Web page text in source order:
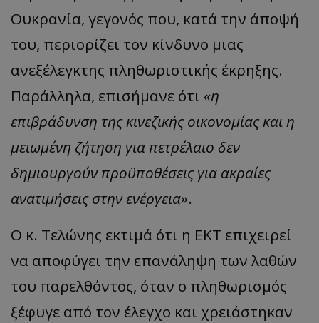
Ουκρανία, γεγονός που, κατά την άποψή
του, περιορίζει τον κίνδυνο μιας
ανεξέλεγκτης πληθωριστικής έκρηξης.
Παράλληλα, επισήμανε ότι «η
επιβράδυνση της κινεζικής οικονομίας και η
μειωμένη ζήτηση για πετρέλαιο δεν
δημιουργούν προϋποθέσεις για ακραίες
ανατιμήσεις στην ενέργεια».
Ο κ. Τελώνης εκτιμά ότι η ΕΚΤ επιχειρεί
να αποφύγει την επανάληψη των λαθών
του παρελθόντος, όταν ο πληθωρισμός
ξέφυγε από τον έλεγχο και χρειάστηκαν